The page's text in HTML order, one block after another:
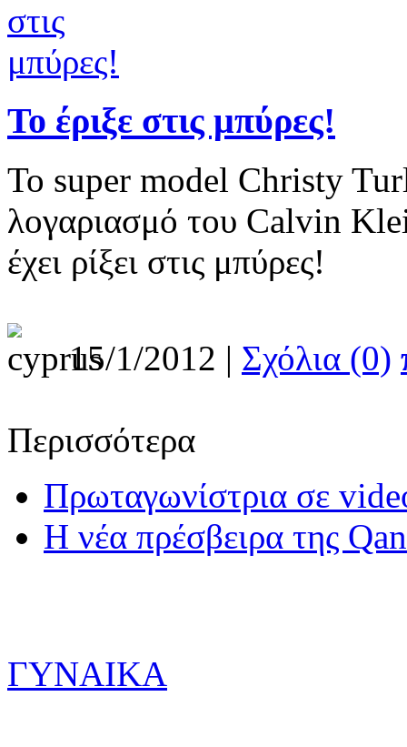
Το super model Christy
λογαριασμό του Calvin
έχει ρίξει στις μπύρες!
15/1/2012 | Σχόλια (0)
Περισσότερα
Η νέα πρέσβειρα της
ΓΥΝΑΙΚΑ